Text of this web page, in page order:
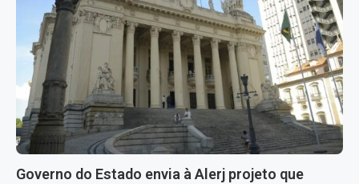
Governo do Estado envia à Alerj projeto que